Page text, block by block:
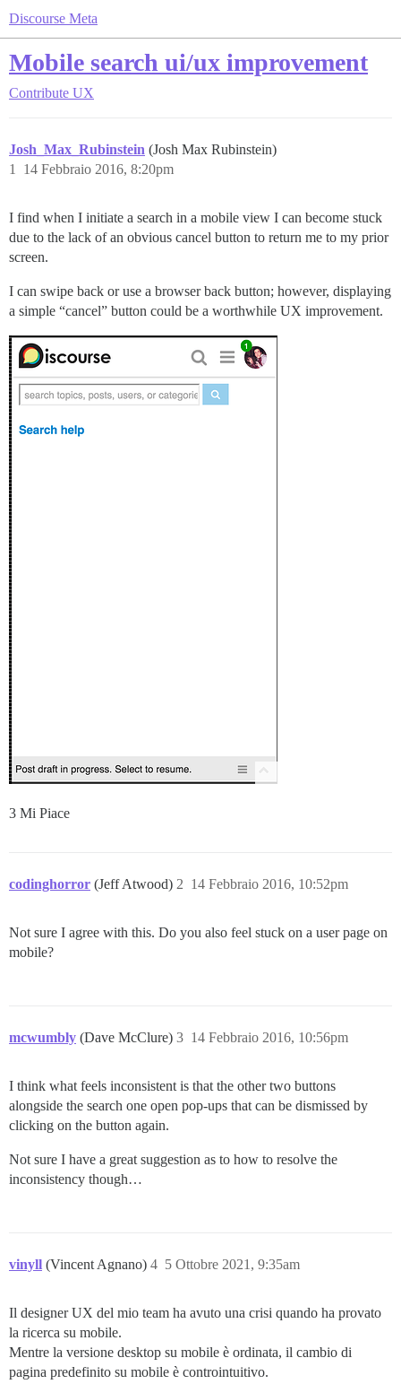
Discourse Meta
Mobile search ui/ux improvement
Contribute UX
Josh_Max_Rubinstein (Josh Max Rubinstein)
14 Febbraio 2016, 8:20pm
1
I find when I initiate a search in a mobile view I can become stuck
due to the lack of an obvious cancel button to return me to my prior
screen.
I can swipe back or use a browser back button; however, displaying
a simple “cancel” button could be a worthwhile UX improvement.
3 Mi Piace
codinghorror (Jeff Atwood) 14 Febbraio 2016, 10:52pm
2
Not sure I agree with this. Do you also feel stuck on a user page on
mobile?
mcwumbly (Dave McClure) 14 Febbraio 2016, 10:56pm
3
I think what feels inconsistent is that the other two buttons
alongside the search one open pop-ups that can be dismissed by
clicking on the button again.
Not sure I have a great suggestion as to how to resolve the
inconsistency though…
vinyll (Vincent Agnano) 5 Ottobre 2021, 9:35am
4
Il designer UX del mio team ha avuto una crisi quando ha provato
la ricerca su mobile.
Mentre la versione desktop su mobile è ordinata, il cambio di
pagina predefinito su mobile è controintuitivo.